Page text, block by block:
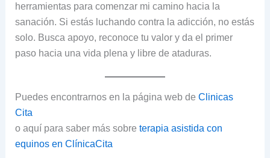
herramientas para comenzar mi camino hacia la
sanación. Si estás luchando contra la adicción, no estás
solo. Busca apoyo, reconoce tu valor y da el primer
paso hacia una vida plena y libre de ataduras.
Puedes encontrarnos en la página web de Clinicas
Cita
o aquí para saber más sobre terapia asistida con
equinos en ClínicaCita